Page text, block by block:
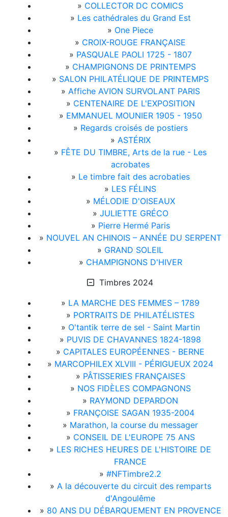
» COLLECTOR DC COMICS
» Les cathédrales du Grand Est
» One Piece
» CROIX-ROUGE FRANÇAISE
» PASQUALE PAOLI 1725 - 1807
» CHAMPIGNONS DE PRINTEMPS
» SALON PHILATÉLIQUE DE PRINTEMPS
» Affiche AVION SURVOLANT PARIS
» CENTENAIRE DE L'EXPOSITION
» EMMANUEL MOUNIER 1905 - 1950
» Regards croisés de postiers
» ASTÉRIX
» FÊTE DU TIMBRE, Arts de la rue - Les
acrobates
» Le timbre fait des acrobaties
» LES FÉLINS
» MÉLODIE D'OISEAUX
» JULIETTE GRÉCO
» Pierre Hermé Paris
» NOUVEL AN CHINOIS – ANNÉE DU SERPENT
» GRAND SOLEIL
» CHAMPIGNONS D'HIVER
Timbres 2024
» LA MARCHE DES FEMMES – 1789
» PORTRAITS DE PHILATÉLISTES
» O'tantik terre de sel - Saint Martin
» PUVIS DE CHAVANNES 1824-1898
» CAPITALES EUROPÉENNES - BERNE
» MARCOPHILEX XLVIII - PÉRIGUEUX 2024
» PÂTISSERIES FRANÇAISES
» NOS FIDÈLES COMPAGNONS
» RAYMOND DEPARDON
» FRANÇOISE SAGAN 1935-2004
» Marathon, la course du messager
» CONSEIL DE L'EUROPE 75 ANS
» LES RICHES HEURES DE L'HISTOIRE DE
FRANCE
» #NFTimbre2.2
» A la découverte du circuit des remparts
d'Angoulême
» 80 ANS DU DÉBARQUEMENT EN PROVENCE